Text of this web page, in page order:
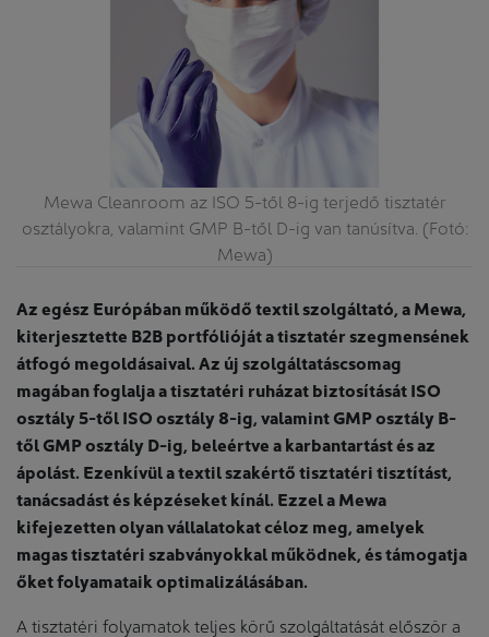
Mewa Cleanroom az ISO 5-től 8-ig terjedő tisztatér
osztályokra, valamint GMP B-től D-ig van tanúsítva. (Fotó:
Mewa)
Az egész Európában működő textil szolgáltató, a Mewa,
kiterjesztette B2B portfólióját a tisztatér szegmensének
átfogó megoldásaival. Az új szolgáltatáscsomag
magában foglalja a tisztatéri ruházat biztosítását ISO
osztály 5-től ISO osztály 8-ig, valamint GMP osztály B-
től GMP osztály D-ig, beleértve a karbantartást és az
ápolást. Ezenkívül a textil szakértő tisztatéri tisztítást,
tanácsadást és képzéseket kínál. Ezzel a Mewa
kifejezetten olyan vállalatokat céloz meg, amelyek
magas tisztatéri szabványokkal működnek, és támogatja
őket folyamataik optimalizálásában.
A tisztatéri folyamatok teljes körű szolgáltatását először a